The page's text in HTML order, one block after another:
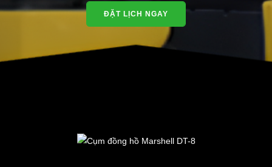
ĐẶT LỊCH NGAY